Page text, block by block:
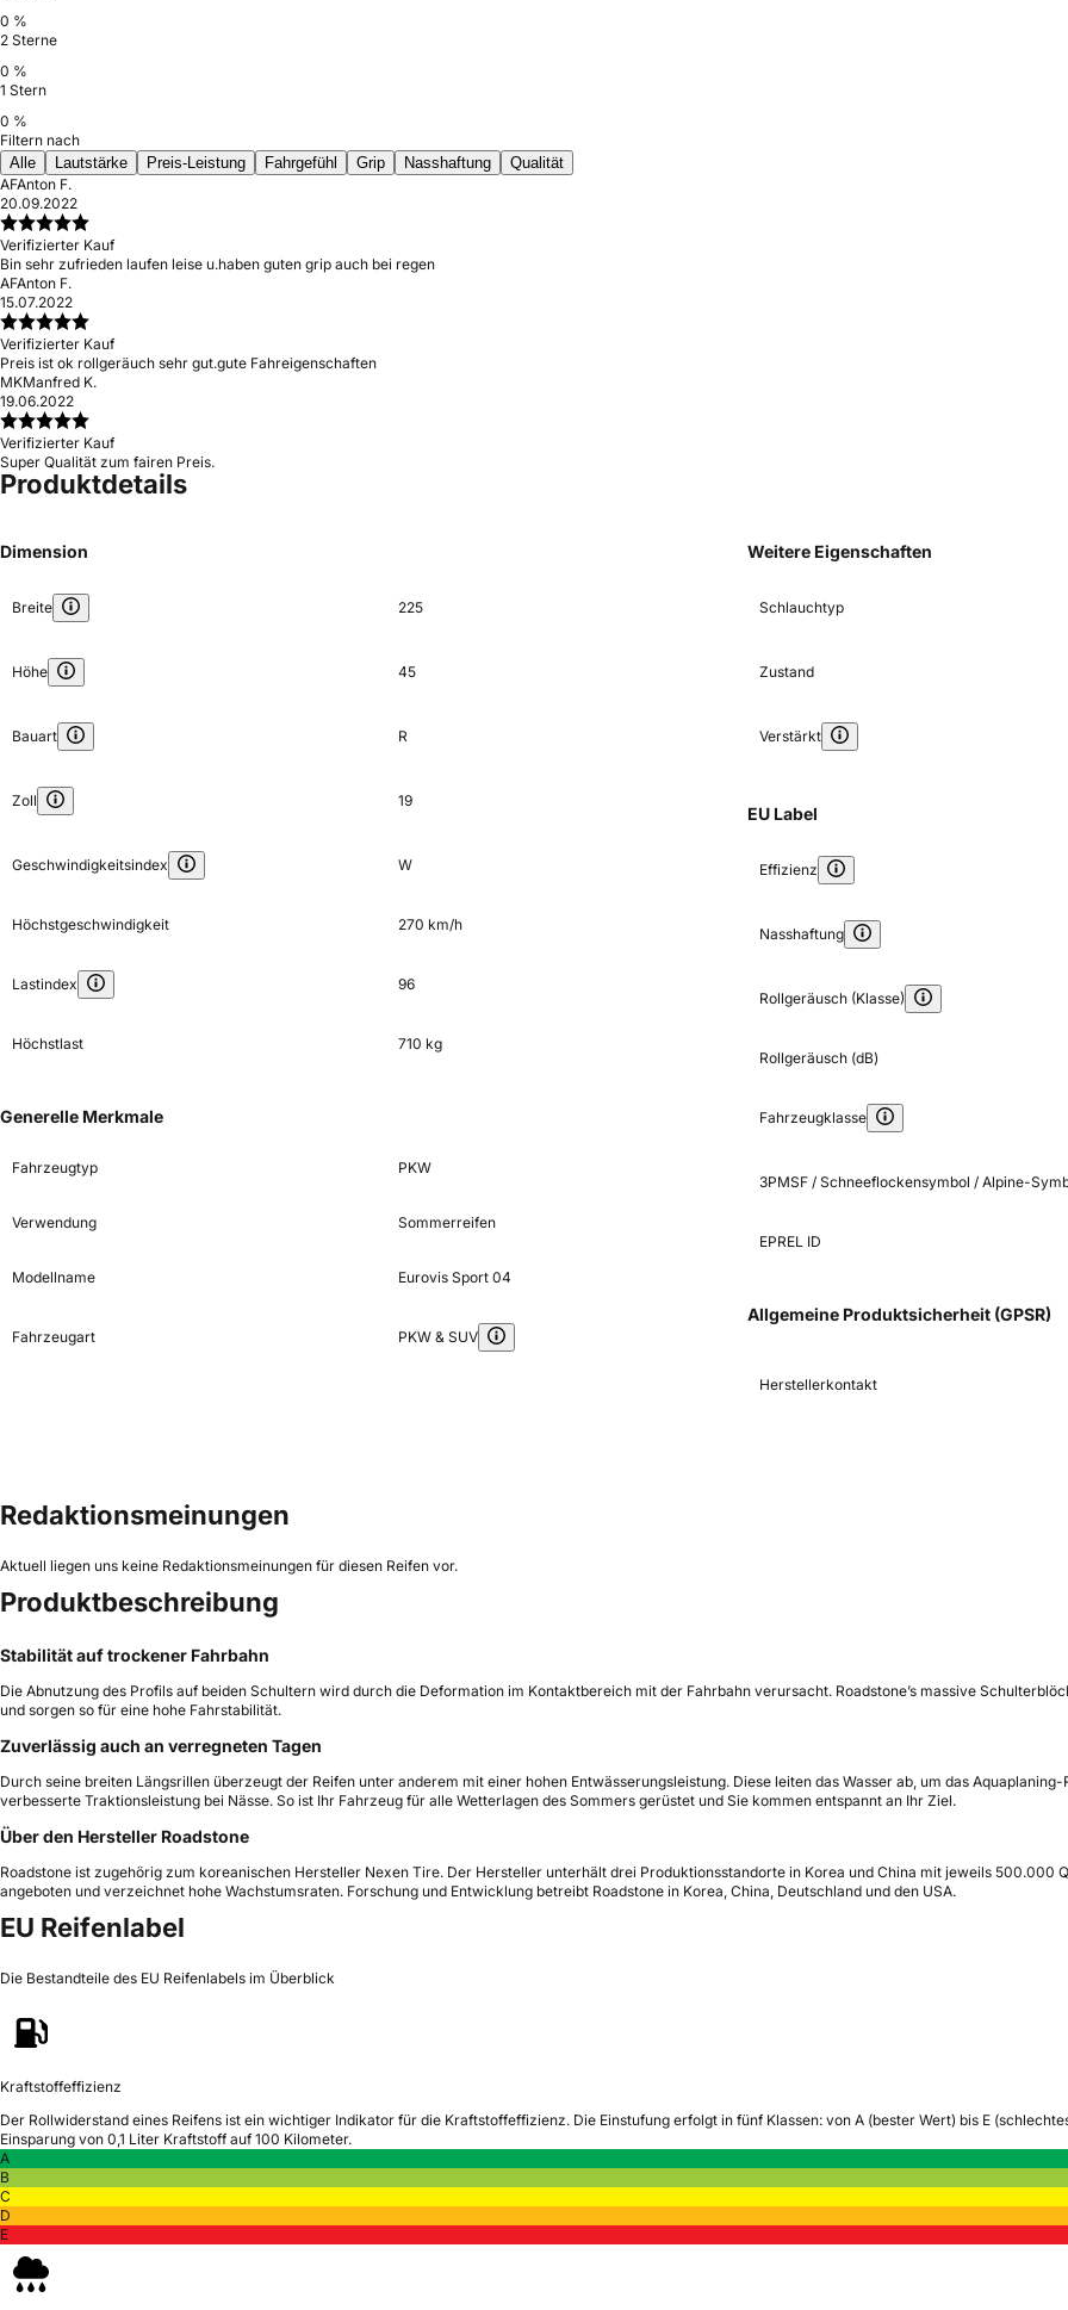
0 %
2 Sterne
0 %
1 Stern
0 %
Filtern nach
Alle
Lautstärke Preis-Leistung Fahrgefühl Grip Nasshaftung
Qualität
AFAnton F.
20.09.2022
Verifizierter Kauf
Bin sehr zufrieden laufen leise u.haben guten grip auch bei regen
AFAnton F.
15.07.2022
Verifizierter Kauf
Preis ist ok rollgeräuch sehr gut.gute Fahreigenschaften
MKManfred K.
19.06.2022
Verifizierter Kauf
Super Qualität zum fairen Preis.
Produktdetails
Dimension
Breite 225
Höhe 45
Bauart R
Zoll 19
Geschwindigkeitsindex W
Höchstgeschwindigkeit 270 km/h
Lastindex 96
Höchstlast 710 kg
Generelle Merkmale
Fahrzeugtyp PKW
Verwendung Sommerreifen
Modellname Eurovis Sport 04
Fahrzeugart PKW & SUV
Weitere Eigenschaften
Schlauchtyp
Zustand
Verstärkt
EU Label
Effizienz
Nasshaftung
Rollgeräusch (Klasse)
Rollgeräusch (dB)
Fahrzeugklasse
3PMSF / Schneeflockensymbol / Alpine-
EPREL ID
Allgemeine Produktsicherheit (GPSR)
Herstellerkontakt
Redaktionsmeinungen
Aktuell liegen uns keine Redaktionsmeinungen für diesen Reifen vor.
Produktbeschreibung
Stabilität auf trockener Fahrbahn
Die Abnutzung des Profils auf beiden Schultern wird durch die Deformation im Kontaktbereich mit der Fahrbahn verursacht. Roadstone’s massive
und sorgen so für eine hohe Fahrstabilität.
Zuverlässig auch an verregneten Tagen
Durch seine breiten Längsrillen überzeugt der Reifen unter anderem mit einer hohen Entwässerungsleistung. Diese leiten das Wasser ab, um das
verbesserte Traktionsleistung bei Nässe. So ist Ihr Fahrzeug für alle Wetterlagen des Sommers gerüstet und Sie kommen entspannt an Ihr Ziel.
Über den Hersteller Roadstone
Roadstone ist zugehörig zum koreanischen Hersteller Nexen Tire. Der Hersteller unterhält drei Produktionsstandorte in Korea und China mit jeweils
angeboten und verzeichnet hohe Wachstumsraten. Forschung und Entwicklung betreibt Roadstone in Korea, China, Deutschland und den USA.
EU Reifenlabel
Die Bestandteile des EU Reifenlabels im Überblick
Kraftstoffeffizienz
Der Rollwiderstand eines Reifens ist ein wichtiger Indikator für die Kraftstoffeffizienz. Die Einstufung erfolgt in fünf Klassen: von A (bester Wert) bis E
Einsparung von 0,1 Liter Kraftstoff auf 100 Kilometer.
A
B
C
D
E